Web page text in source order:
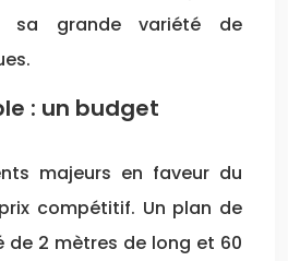
sa grande variété de
: un budget
majeurs en faveur du
compétitif. Un plan de
2 mètres de long et 60